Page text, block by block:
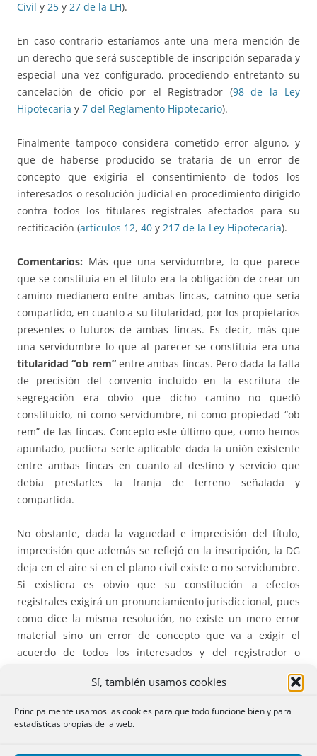
Sí, también usamos cookies
Principalmente usamos las cookies para que todo funcione bien y para
estadísticas propias de la web.
Civil y 25 y 27 de la LH).
En caso contrario estaríamos ante una mera mención de
un derecho que será susceptible de inscripción separada y
especial una vez configurado, procediendo entretanto su
cancelación de oficio por el Registrador (98 de la Ley
Hipotecaria y 7 del Reglamento Hipotecario).
Finalmente tampoco considera cometido error alguno, y
que de haberse producido se trataría de un error de
concepto que exigiría el consentimiento de todos los
interesados o resolución judicial en procedimiento dirigido
contra todos los titulares registrales afectados para su
rectificación (artículos 12, 40 y 217 de la Ley Hipotecaria).
Comentarios: Más que una servidumbre, lo que parece
que se constituía en el título era la obligación de crear un
camino medianero entre ambas fincas, camino que sería
compartido, en cuanto a su titularidad, por los propietarios
presentes o futuros de ambas fincas. Es decir, más que
una servidumbre lo que al parecer se constituía era una
titularidad “ob rem”entre ambas fincas. Pero dada la falta
de precisión del convenio incluido en la escritura de
segregación era obvio que dicho camino no quedó
constituido, ni como servidumbre, ni como propiedad “ob
rem” de las fincas. Concepto este último que, como hemos
apuntado, pudiera serle aplicable dada la unión existente
entre ambas fincas en cuanto al destino y servicio que
debía prestarles la franja de terreno señalada y
compartida.
No obstante, dada la vaguedad e imprecisión del título,
imprecisión que además se reflejó en la inscripción, la DG
deja en el aire si en el plano civil existe o no servidumbre.
Si existiera es obvio que su constitución a efectos
registrales exigirá un pronunciamiento jurisdiccional, pues
como dice la misma resolución, no existe un mero error
material sino un error de concepto que va a exigir el
acuerdo de todos los interesados y del registrador o
que la servidumbre pueda existir extrarregistralmente, si
indubitados, lo que le otorgaría una publicidad similar o